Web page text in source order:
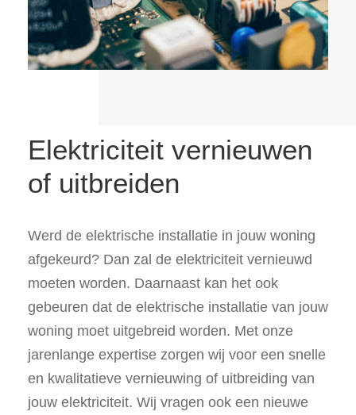
Elektriciteit vernieuwen
of uitbreiden
Werd de elektrische installatie in jouw woning
afgekeurd? Dan zal de elektriciteit vernieuwd
moeten worden. Daarnaast kan het ook
gebeuren dat de elektrische installatie van jouw
woning moet uitgebreid worden. Met onze
jarenlange expertise zorgen wij voor een snelle
en kwalitatieve vernieuwing of uitbreiding van
jouw elektriciteit. Wij vragen ook een nieuwe